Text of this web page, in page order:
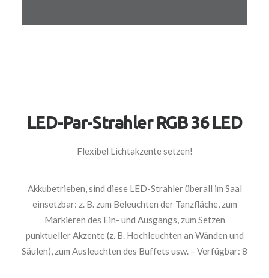
LED-Par-Strahler RGB 36 LED
Flexibel Lichtakzente setzen!
Akkubetrieben, sind diese LED-Strahler überall im Saal
einsetzbar: z. B. zum Beleuchten der Tanzfläche, zum
Markieren des Ein- und Ausgangs, zum Setzen
punktueller Akzente (z. B. Hochleuchten an Wänden und
Säulen), zum Ausleuchten des Buffets usw. – Verfügbar: 8